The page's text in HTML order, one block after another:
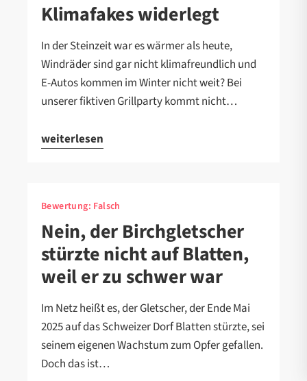
Klimafakes widerlegt
In der Steinzeit war es wärmer als heute,
Windräder sind gar nicht klimafreundlich und
E-Autos kommen im Winter nicht weit? Bei
unserer fiktiven Grillparty kommt nicht…
weiterlesen
Bewertung: Falsch
Nein, der Birchgletscher
stürzte nicht auf Blatten,
weil er zu schwer war
Im Netz heißt es, der Gletscher, der Ende Mai
2025 auf das Schweizer Dorf Blatten stürzte, sei
seinem eigenen Wachstum zum Opfer gefallen.
Doch das ist…